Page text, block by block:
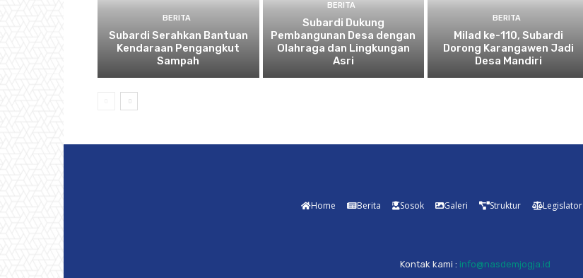
BERITA
Subardi Serahkan Bantuan
Kendaraan Pengangkut
Sampah
BERITA
Subardi Dukung
Pembangunan Desa dengan
Olahraga dan Lingkungan
Asri
BERITA
Milad ke-110, Subardi
Dorong Karangawen Jadi
Desa Mandiri
Home Berita Sosok Galeri Struktur Legislator
Kontak kami : info@nasdemjogja.id